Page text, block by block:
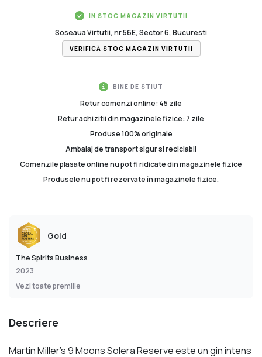
IN STOC MAGAZIN VIRTUTII
Soseaua Virtutii, nr 56E, Sector 6, Bucuresti
VERIFICĂ STOC MAGAZIN VIRTUTII
BINE DE STIUT
Retur comenzi online: 45 zile
Retur achizitii din magazinele fizice: 7 zile
Produse 100% originale
Ambalaj de transport sigur si reciclabil
Comenzile plasate online nu pot fi ridicate din magazinele fizice
Produsele nu pot fi rezervate în magazinele fizice.
Gold
The Spirits Business
2023
Vezi toate premiile
Descriere
Martin Miller’s 9 Moons Solera Reserve este un gin intens